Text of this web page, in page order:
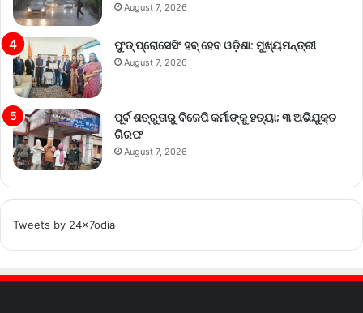
August 7, 2026
ଫୁଡ୍ ପ୍ରୋସେସିଂ ହବ୍ ହେବ ଓଡ଼ିଶା: ମୁଖ୍ୟମନ୍ତ୍ରୀ
August 7, 2026
ପୂର୍ବ ଶତ୍ରୁତାରୁ ବିଜେପି କର୍ମୀଙ୍କୁ ହତ୍ୟା; ୩ ଅଭିଯୁକ୍ତ
ଗିରଫ
August 7, 2026
Tweets by 24x7odia